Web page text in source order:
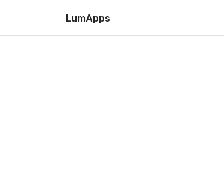
LumApps